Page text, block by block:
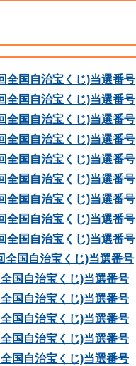
全国自治宝くじ)当選番号
全国自治宝くじ)当選番号
全国自治宝くじ)当選番号
全国自治宝くじ)当選番号
全国自治宝くじ)当選番号
全国自治宝くじ)当選番号
全国自治宝くじ)当選番号
全国自治宝くじ)当選番号
全国自治宝くじ)当選番号
全国自治宝くじ)当選番号
国自治宝くじ)当選番号
国自治宝くじ)当選番号
国自治宝くじ)当選番号
国自治宝くじ)当選番号
国自治宝くじ)当選番号